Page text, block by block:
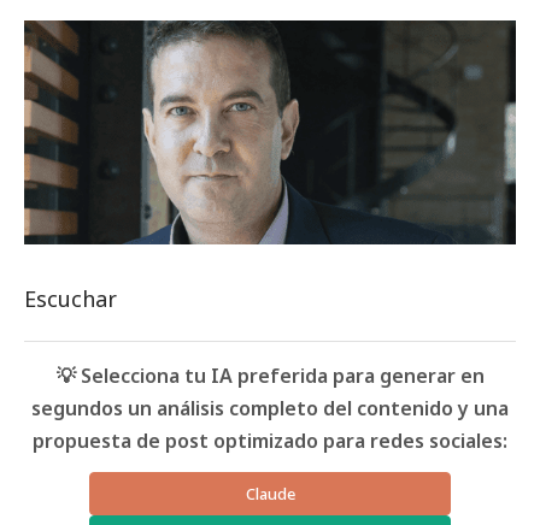
Escuchar
💡 Selecciona tu IA preferida para generar en
segundos un análisis completo del contenido y una
propuesta de post optimizado para redes sociales:
Claude